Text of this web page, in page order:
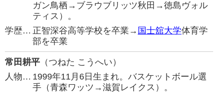
ガン鳥栖→ブラウブリッツ秋田→徳島ヴォル
ティス）。
学歴… 正智深谷高等学校を卒業→ 国士舘大学体育学
部を卒業
常田耕平 （つねた こうへい）
人物… 1999年11月6日生まれ。バスケットボール選
手（青森ワッツ→滋賀レイクス）。